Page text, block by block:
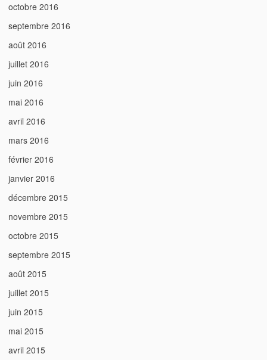
octobre 2016
septembre 2016
août 2016
juillet 2016
juin 2016
mai 2016
avril 2016
mars 2016
février 2016
janvier 2016
décembre 2015
novembre 2015
octobre 2015
septembre 2015
août 2015
juillet 2015
juin 2015
mai 2015
avril 2015